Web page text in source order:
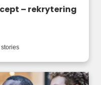
– rekrytering